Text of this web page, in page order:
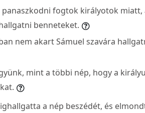
fogtok királyotok
benneteket.
nem akart Sámuel szavára
mint a többi nép, hogy a
a nép beszédét, és